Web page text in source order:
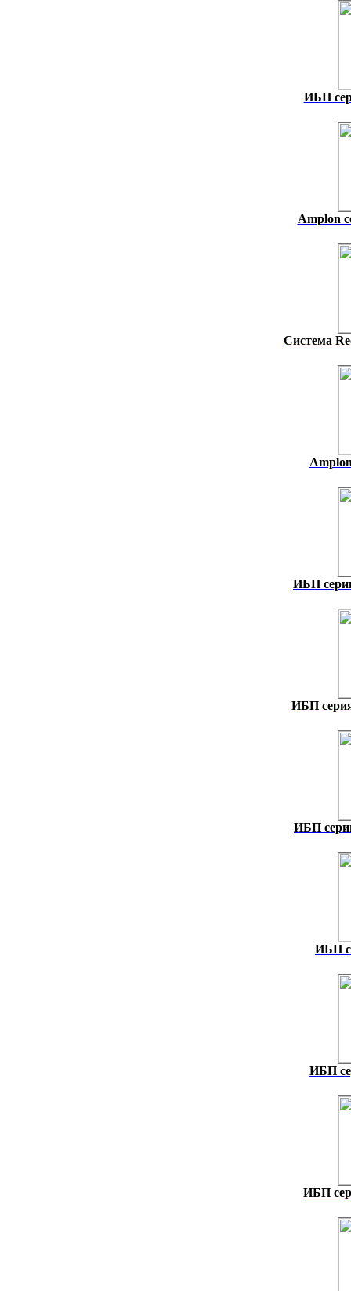
ИБП
Amplon
Система
ИБП
ИБП
ИБП
ИБП
ИБП
ИБП